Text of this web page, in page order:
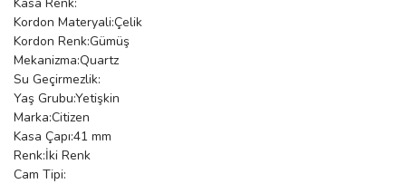
Kordon Materyali:Çelik
Kordon Renk:Gümüş
Mekanizma:Quartz
Su Geçirmezlik:
Yaş Grubu:Yetişkin
Marka:Citizen
Kasa Çapı:41 mm
Renk:İki Renk
Cam Tipi: